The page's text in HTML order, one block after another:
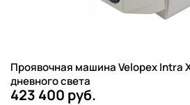
Проявочная машина Velopex Intra
дневного света
423 400 руб.